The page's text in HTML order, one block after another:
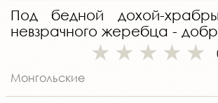
Под бедной дохой-
невзрачного жеребца -
Монгольские